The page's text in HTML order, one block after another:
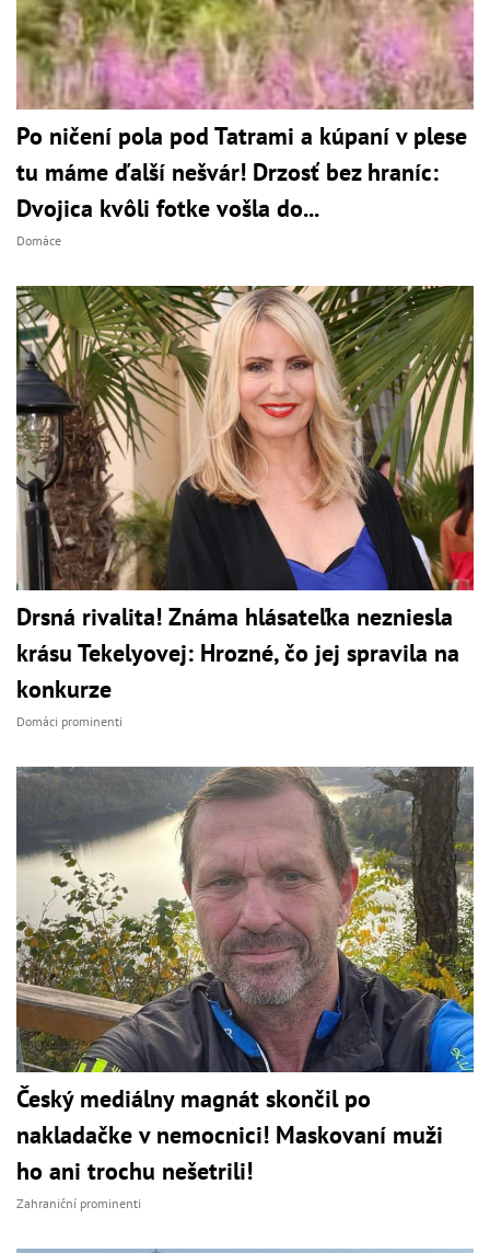
Po ničení pola pod Tatrami a kúpaní v plese
tu máme ďalší nešvár! Drzosť bez hraníc:
Dvojica kvôli fotke vošla do...
Domáce
Drsná rivalita! Známa hlásateľka nezniesla
krásu Tekelyovej: Hrozné, čo jej spravila na
konkurze
Domáci prominenti
Český mediálny magnát skončil po
nakladačke v nemocnici! Maskovaní muži
ho ani trochu nešetrili!
Zahraniční prominenti